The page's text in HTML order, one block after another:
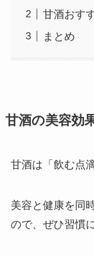
甘酒おす
まとめ
甘酒の美容効
甘酒は「飲む点
美容と健康を同
ので、ぜひ習慣